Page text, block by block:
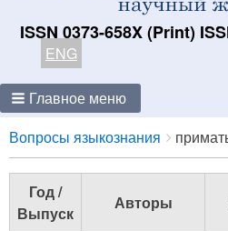
ISSN 0373-658X (Print)
ENG
Главное меню
Breadcrumbs
You
are
here:
Вопросы языкознания
Год /
Выпуск
Авторы